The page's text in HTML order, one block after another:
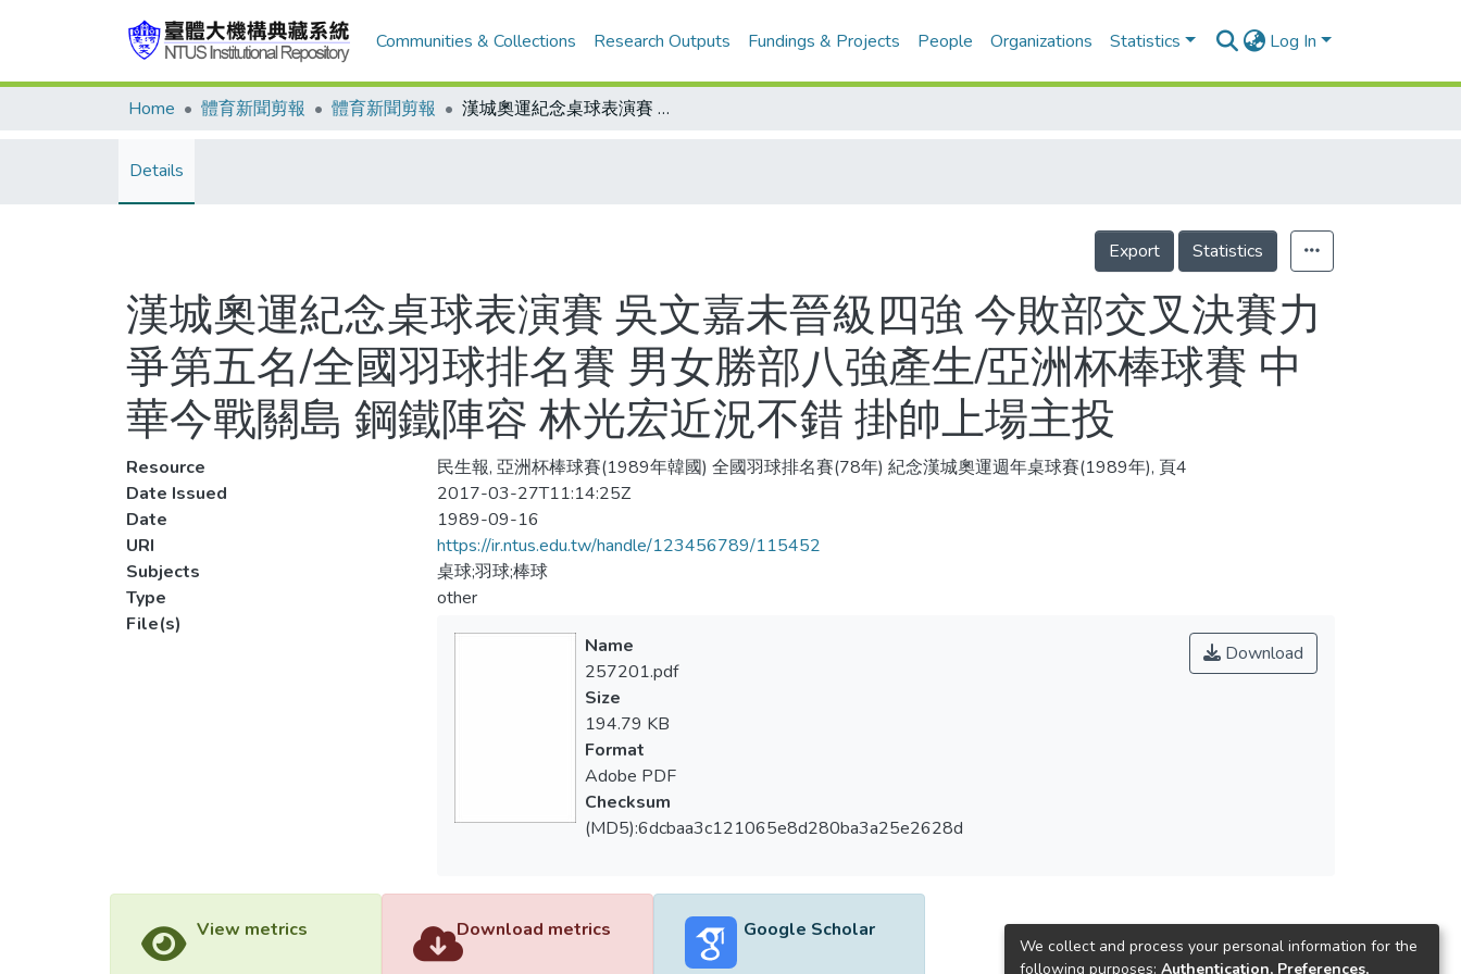
Communities & Collections Research Outputs Fundings & Projects People Organizations Statistics Log In
Home 體育新聞剪報 體育新聞剪報 漢城奧運紀念桌球表演賽 吳文嘉未晉級四強 今敗部交叉決賽力爭第五名/全國羽球排名賽 男女勝部八強產生/亞洲杯棒球賽 中華今戰關島 鋼鐵陣容 林光宏近況不錯 掛帥上場主投
Details
Export Statistics
漢城奧運紀念桌球表演賽 吳文嘉未晉級四強 今敗部交叉決賽力
爭第五名/全國羽球排名賽 男女勝部八強產生/亞洲杯棒球賽 中
華今戰關島 鋼鐵陣容 林光宏近況不錯 掛帥上場主投
Resource
民生報, 亞洲杯棒球賽(1989年韓國) 全國羽球排名賽(78年) 紀念漢城奧運週年桌球賽(1989年), 頁4
Date Issued
2017-03-27T11:14:25Z
Date
1989-09-16
URI
https://ir.ntus.edu.tw/handle/123456789/115452
Subjects
桌球;羽球;棒球
Type
other
File(s)
Download
Name
257201.pdf
Size
194.79 KB
Format
Adobe PDF
Checksum
(MD5):6dcbaa3c121065e8d280ba3a25e2628d
View metrics Download metrics Google Scholar
We collect and process your personal information for the
following purposes: Authentication, Preferences,